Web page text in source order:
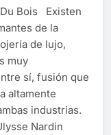
Bois Existen
de la
de lujo,
muy
sí, fusión que
altamente
industrias.
Nardin